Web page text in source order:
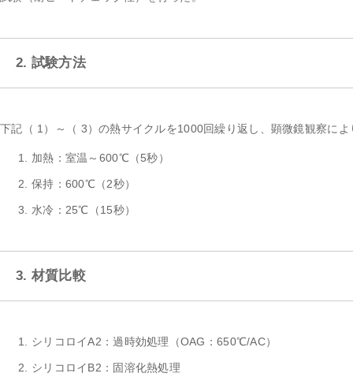
2. 試験方法
下記（ 1）～（ 3）の熱サイクルを1000回繰り返し、顕微鏡観察に
加熱：室温～600℃（5秒）
保持：600℃（2秒）
水冷：25℃（15秒）
3. 材質比較
シリコロイA2：過時効処理（OAG：650℃/AC）
シリコロイB2：固溶化熱処理